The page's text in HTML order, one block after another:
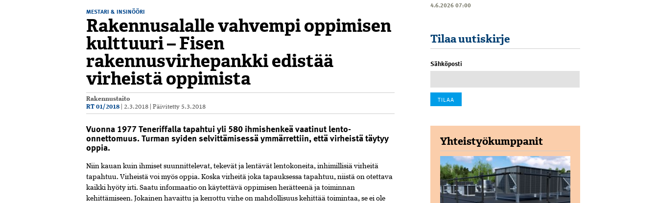
MESTARI & INSINÖÖRI
Rakennusalalle vahvempi oppimisen
kulttuuri – Fisen
rakennusvirhepankki edistää
virheistä oppimista
Rakennustaito
RT 01/2018
2.3.2018 |Päivitetty 5.3.2018
Vuonna 1977 Teneriffalla tapahtui yli 580 ihmishenkeä vaatinut lento-
onnettomuus. Turman syiden selvittämisessä ymmärrettiin, että virheistä täytyy
oppia.
Niin kauan kuin ihmiset suunnittelevat, tekevät ja lentävät lentokoneita, inhimillisiä virheitä
tapahtuu. Virheistä voi myös oppia. Koska virheitä joka tapauksessa tapahtuu, niistä on otettava
kaikki hyöty irti. Saatu informaatio on käytettävä oppimisen herätteenä ja toiminnan
kehittämiseen. Jokainen havaittu ja kerrottu virhe on mahdollisuus kehittää toimintaa, se ei ole
4.6.2026 07:00
Tilaa uutiskirje
Sähköposti
Yhteistyökumppanit